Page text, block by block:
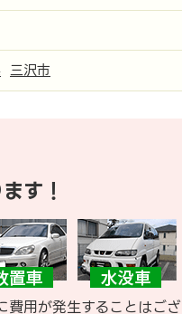
三沢市
す！
費用が発生することはござ